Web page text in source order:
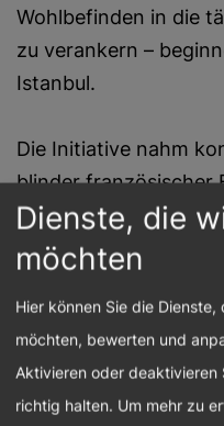
Wohlbefinden in die
zu verankern –
Istanbul.
Die Initiative nahm
blinder französischer
einem Tierheim
eine persönliche
für das
Empathie und soziale
Darum geht es
Dienste, die
möchten
Hier können Sie die
möchten, bewerten und
Aktivieren oder deaktivieren
richtig halten. Um mehr zu